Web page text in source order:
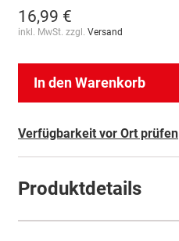
16,99 €
inkl. MwSt. zzgl. Versand
In den Warenkorb
Verfügbarkeit vor Ort prüfen
Produktdetails